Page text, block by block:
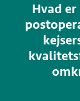
Hvad